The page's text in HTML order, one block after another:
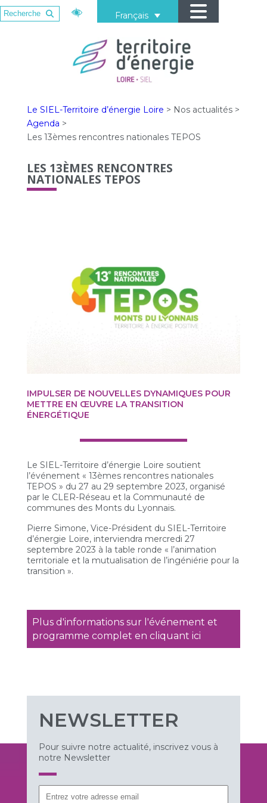
Français
Le SIEL-Territoire d’énergie Loire > Nos actualités>
Agenda >
Les 13èmes rencontres nationales TEPOS
LES 13ÈMES RENCONTRES
NATIONALES TEPOS
IMPULSER DE NOUVELLES DYNAMIQUES POUR
METTRE EN ŒUVRE LA TRANSITION
ÉNERGÉTIQUE
Le SIEL-Territoire d’énergie Loire soutient
l’événement « 13èmes rencontres nationales
TEPOS » du 27 au 29 septembre 2023, organisé
par le CLER-Réseau et la Communauté de
communes des Monts du Lyonnais.
Pierre Simone, Vice-Président du SIEL-Territoire
d’énergie Loire, interviendra mercredi 27
septembre 2023 à la table ronde « l’animation
territoriale et la mutualisation de l’ingéniérie pour la
transition ».
Plus d'informations sur l'événement et
programme complet en cliquant ici
NEWSLETTER
Pour suivre notre actualité, inscrivez vous à
notre Newsletter